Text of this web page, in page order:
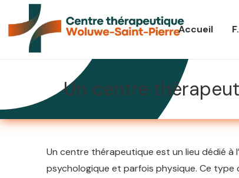
Accueil
Un centre
Un centre thérapeutique est un lieu dédié à
psychologique et parfois physique. Ce